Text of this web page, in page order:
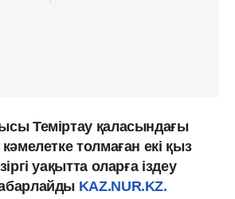
Теміртау қаласындағы
толмаған екі қыз
уақытта оларға іздеу
KAZ.NUR.KZ.